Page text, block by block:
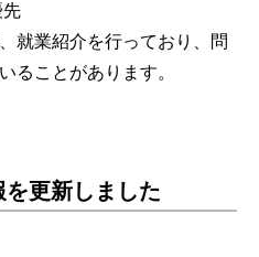
就業紹介を行っており、問
ることがあります。
更新しました